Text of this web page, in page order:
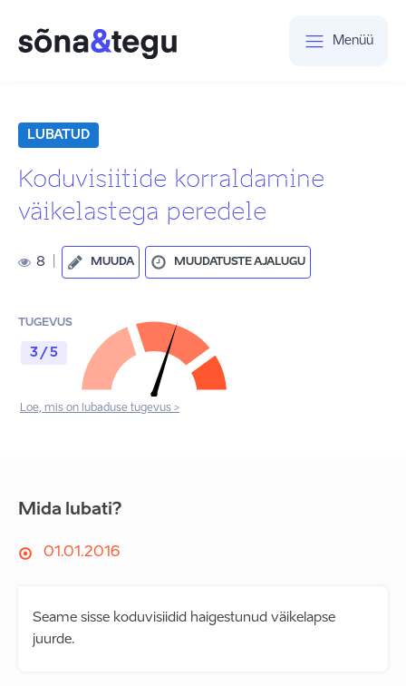
Menüü
LUBATUD
Koduvisiitide korraldamine
väikelastega peredele
8 MUUDA MUUDATUSTE AJALUGU
TUGEVUS
3 / 5
Loe, mis on lubaduse tugevus >
Mida lubati?
01.01.2016
Seame sisse koduvisiidid haigestunud väikelapse
juurde.